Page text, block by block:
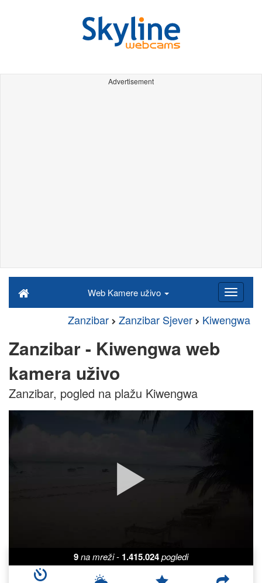
Advertisement
Web Kamere uživo
Zanzibar Zanzibar Sjever Kiwengwa
Zanzibar - Kiwengwa web
kamera uživo
Zanzibar, pogled na plažu Kiwengwa
9na mreži- 1.415.024pogledi